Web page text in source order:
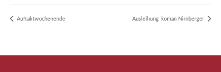
Auftaktwochenende Ausleihung Roman Nirnberger